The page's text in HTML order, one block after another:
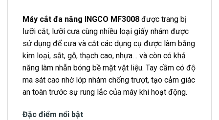
Máy cắt đa năng INGCO MF3008 được trang bị
lưỡi cắt, lưỡi cưa cùng nhiều loại giấy nhám được
sử dụng để cưa và cắt các dụng cụ được làm bằng
kim loại, sắt, gỗ, thạch cao, nhựa… và còn có khả
năng làm nhẵn bóng bề mặt vật liệu. Tay cầm có độ
ma sát cao nhờ lớp nhám chống trượt, tạo cảm giác
an toàn trước sự rung lắc của máy khi hoạt động.
Đặc điểm nổi bật